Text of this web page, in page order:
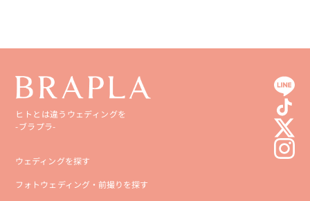
ヒトとは違うウェディングを
-ブラプラ-
ウェディングを探す
フォトウェディング・前撮りを探す